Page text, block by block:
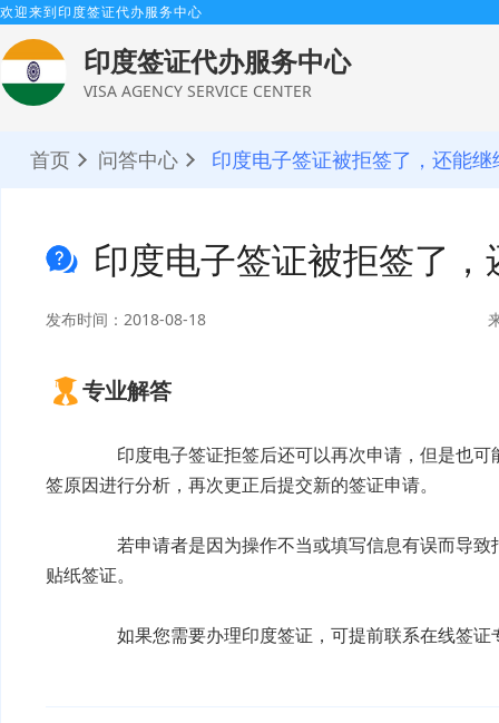
欢迎来到印度签证代办服务中心
印度签证代办服务中心
VISA AGENCY SERVICE CENTER
首页 问答中心 印度电子签证被拒签了，还能
印度电子签证被拒签了
发布时间：2018-08-18
专业解答
印度电子签证拒签后还可以再次申请，但是也
签原因进行分析，再次更正后提交新的签证申请。
若申请者是因为操作不当或填写信息有误而导致
贴纸签证。
如果您需要办理印度签证 ，可提前联系在线签